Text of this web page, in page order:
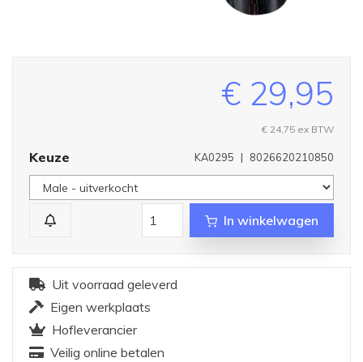
€ 29,95
€ 24,75 ex BTW
8026620210850
|
KA0295
Keuze
In winkelwagen
Uit voorraad geleverd
Eigen werkplaats
Hofleverancier
Veilig online betalen